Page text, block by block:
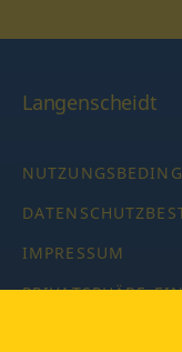
Langenscheidt
IMPRESSUM
PRIVATSPHÄRE-